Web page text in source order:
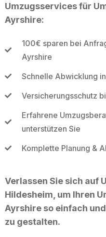
Umzugsservices für
Ayrshire:
100€ sparen bei
Ayrshire
Schnelle Abwicklung
Versicherungsschutz
Erfahrene
unterstützen Sie
Komplette Planung &
Verlassen Sie sich auf
Hildesheim, um Ihren
Ayrshire so einfach
zu gestalten.